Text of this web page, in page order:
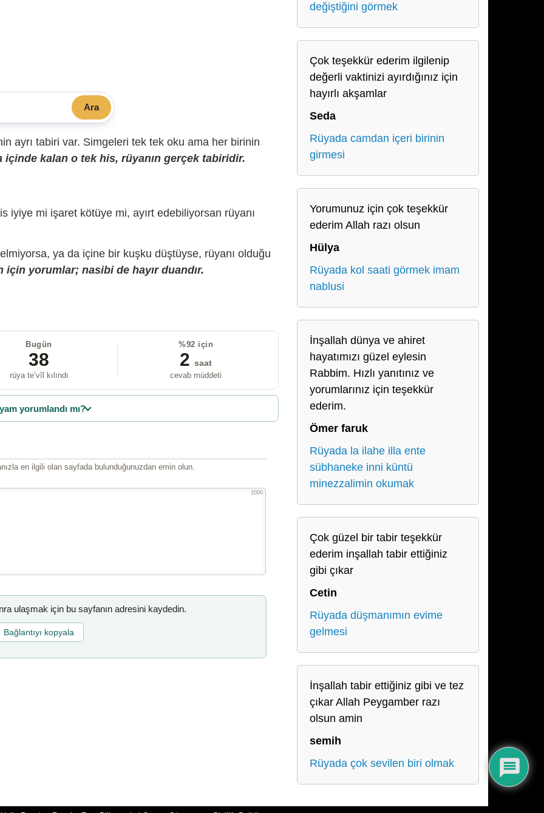
Ara
ayrı tabiri var. Simgeleri tek tek oku ama her birinin
içinde kalan o tek his, rüyanın gerçek tabiridir.
iyiye mi işaret kötüye mi, ayırt edebiliyorsan rüyanı
ya da içine bir kuşku düştüyse, rüyanı olduğu
yorumlar; nasibi de hayır duandır.
Bugün
38
rüya te’vîl kılındı
%92 için
2 saat
cevab müddeti
yorumlandı mı?
en ilgili olan sayfada bulunduğunuzdan emin olun.
1000
ulaşmak için bu sayfanın adresini kaydedin.
Bağlantıyı kopyala
değiştiğini görmek
Çok teşekkür ederim ilgilenip
değerli vaktinizi ayırdığınız için
hayırlı akşamlar
Seda
Rüyada camdan içeri birinin
girmesi
Yorumunuz için çok teşekkür
ederim Allah razı olsun
Hülya
Rüyada kol saati görmek imam
nablusi
İnşallah dünya ve ahiret
hayatımızı güzel eylesin
Rabbim. Hızlı yanıtınız ve
yorumlarınız için teşekkür
ederim.
Ömer faruk
Rüyada la ilahe illa ente
sübhaneke inni küntü
minezzalimin okumak
Çok güzel bir tabir teşekkür
ederim inşallah tabir ettiğiniz
gibi çıkar
Cetin
Rüyada düşmanımın evime
gelmesi
İnşallah tabir ettiğiniz gibi ve tez
çıkar Allah Peygamber razı
olsun amin
semih
Rüyada çok sevilen biri olmak